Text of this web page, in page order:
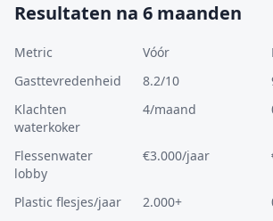
Resultaten na 6 maanden
Metric Vóór
Gasttevredenheid
8.2/10
Klachten
waterkoker
4/maand
Flessenwater
lobby
€3.000/jaar
Plastic flesjes/jaar 2.000+